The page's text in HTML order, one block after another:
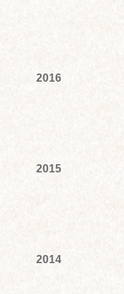
2016
2015
2014